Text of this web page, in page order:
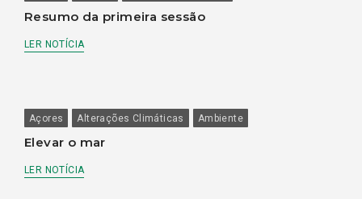
Resumo da primeira sessão
LER NOTÍCIA
Açores Alterações Climáticas Ambiente
Elevar o mar
LER NOTÍCIA